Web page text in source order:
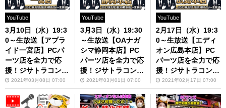
YouTube
3月10日（水）19:3
0～生放送【アプラ
イド一宮店】PCパ
ーツ店を全力で応
援！ジサトラコンシ
ェルジュ#3
2021年03月08日 07:00
YouTube
3月3日（水）19:30
～生放送【OAナガ
シマ静岡本店】PC
パーツ店を全力で応
援！ジサトラコンシ
ェルジュ#2
2021年03月01日 07:00
YouTube
2月17日（水）19:3
0～生放送【エディ
オン広島本店】PC
パーツ店を全力で応
援！ジサトラコンシ
ェルジュ#1
2021年02月17日 07:00